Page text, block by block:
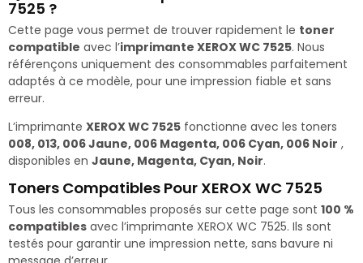
7525 ?
Cette page vous permet de trouver rapidement le toner
compatible avec l’imprimante XEROX WC 7525. Nous
référençons uniquement des consommables parfaitement
adaptés à ce modèle, pour une impression fiable et sans
erreur.
L’imprimante XEROX WC 7525 fonctionne avec les toners
008, 013, 006 Jaune, 006 Magenta, 006 Cyan, 006 Noir ,
disponibles en Jaune, Magenta, Cyan, Noir.
Toners Compatibles Pour XEROX WC 7525
Tous les consommables proposés sur cette page sont 100 %
compatibles avec l’imprimante XEROX WC 7525. Ils sont
testés pour garantir une impression nette, sans bavure ni